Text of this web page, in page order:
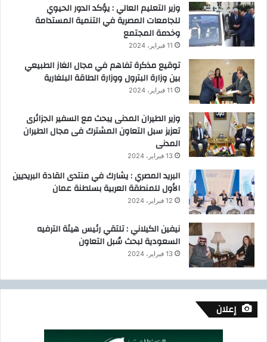
وزير التعليم العالي : يؤكد الدور الحيوي
للجامعات المصرية في التنمية المستدامة
وخدمة المجتمع
11 فبراير، 2024
توقيع مذكرة تفاهم في مجال الغاز الطبيعي
بين وزارة البترول ووزارة الطاقة البلغارية
11 فبراير، 2024
وزير الطيران المدنى يبحث مع السفير الجزائرى
تعزيز سبل التعاون المشترك فى مجال الطيران
المدنى
13 فبراير، 2024
البريد المصري : يشارك في منتدى القادة البريديين
الأول للمنطقة العربية بسلطنة عمان
12 فبراير، 2024
نيفين الكيلاني : تلتقي رئيس هيئة الترفيه
السعودية لبحث سُبل التعاون
13 فبراير، 2024
إعلان